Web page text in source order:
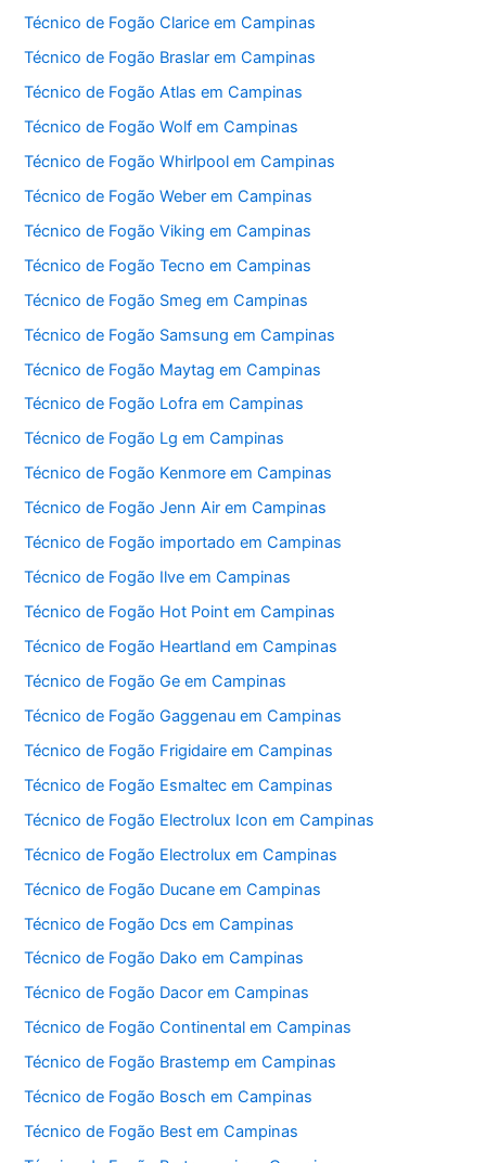
Técnico de Fogão Clarice em Campinas
Técnico de Fogão Braslar em Campinas
Técnico de Fogão Atlas em Campinas
Técnico de Fogão Wolf em Campinas
Técnico de Fogão Whirlpool em Campinas
Técnico de Fogão Weber em Campinas
Técnico de Fogão Viking em Campinas
Técnico de Fogão Tecno em Campinas
Técnico de Fogão Smeg em Campinas
Técnico de Fogão Samsung em Campinas
Técnico de Fogão Maytag em Campinas
Técnico de Fogão Lofra em Campinas
Técnico de Fogão Lg em Campinas
Técnico de Fogão Kenmore em Campinas
Técnico de Fogão Jenn Air em Campinas
Técnico de Fogão importado em Campinas
Técnico de Fogão Ilve em Campinas
Técnico de Fogão Hot Point em Campinas
Técnico de Fogão Heartland em Campinas
Técnico de Fogão Ge em Campinas
Técnico de Fogão Gaggenau em Campinas
Técnico de Fogão Frigidaire em Campinas
Técnico de Fogão Esmaltec em Campinas
Técnico de Fogão Electrolux Icon em Campinas
Técnico de Fogão Electrolux em Campinas
Técnico de Fogão Ducane em Campinas
Técnico de Fogão Dcs em Campinas
Técnico de Fogão Dako em Campinas
Técnico de Fogão Dacor em Campinas
Técnico de Fogão Continental em Campinas
Técnico de Fogão Brastemp em Campinas
Técnico de Fogão Bosch em Campinas
Técnico de Fogão Best em Campinas